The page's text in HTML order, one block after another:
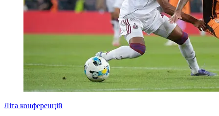
Ліга конференцій